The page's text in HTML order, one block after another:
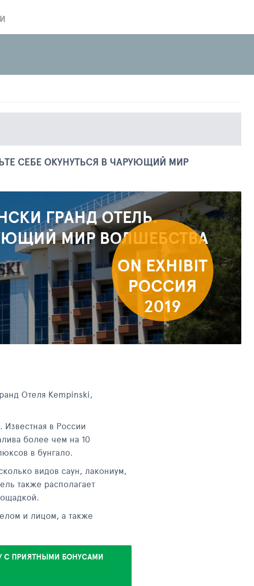
СЕБЕ ОКУНУТЬСЯ В ЧАРУЮЩИЙ МИР
ГРАНД ОТЕЛЬ.
МИР ВОЛШЕБСТВА
ON EXHIBIT
РОССИЯ
2019
Отеля Kempinski,
в России
более чем на 10
в бунгало.
видов саун, лакониум,
также располагает
и лицом, а также
С ПРИЯТНЫМИ БОНУСАМИ